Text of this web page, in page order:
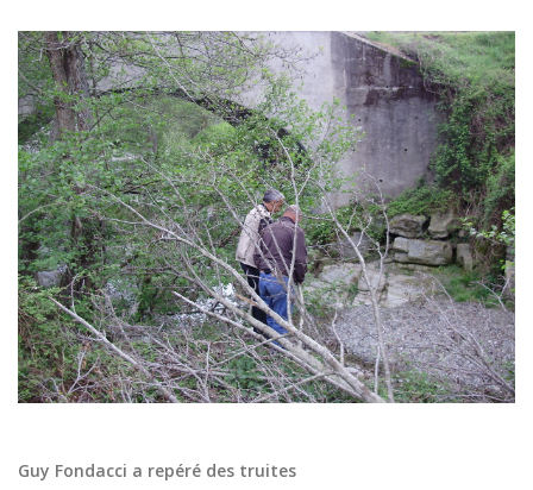
Guy Fondacci a repéré des truites